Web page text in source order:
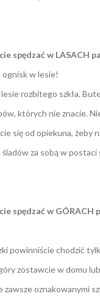
spędzać w LASACH
ognisk w lesie!
rozbitego szkła.
których nie znacie.
się od opiekuna, żeby
za sobą w postaci
spędzać w GÓRACH
powinniście chodzić
zostawcie w domu
zawsze oznakowanymi